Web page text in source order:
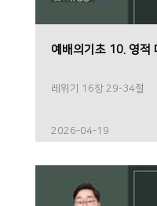
예배의기초 10. 영적
레위기 16장 29-34절
2026-04-19